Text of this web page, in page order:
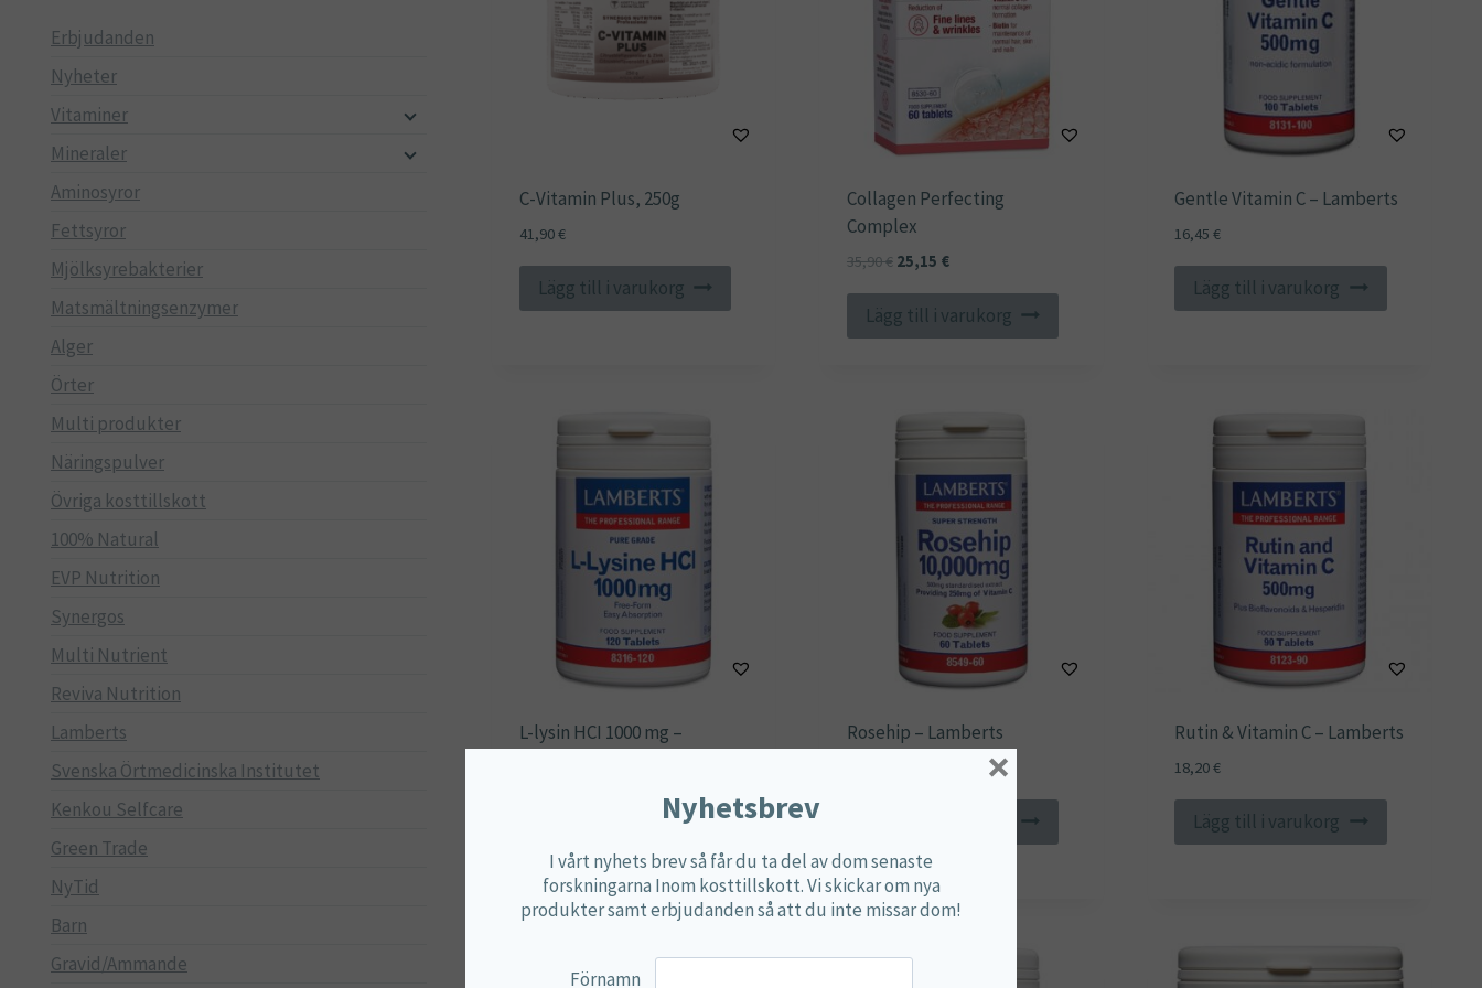
C-Vitamin Plus, 250g
41,90€
Lägg till i varukorg
Collagen Perfecting
Complex
35,90€ Det
priset
var:
25,15 €Det
priset
är:
Lägg till i varukorg
Gentle Vitamin C – Lamberts
16,45€
Lägg till i varukorg
L-lysin HCI 1000 mg –
Lägg till i varukorg
Rosehip – Lamberts Rutin & Vitamin C – Lamberts
18,20€
Lägg till i varukorg
Erbjudanden
Nyheter
Vitaminer
Mineraler
Aminosyror
Fettsyror
Mjölksyrebakterier
Matsmältningsenzymer
Alger
Örter
Multi produkter
Näringspulver
Övriga kosttillskott
100% Natural
EVP Nutrition
Synergos
Multi Nutrient
Reviva Nutrition
Lamberts
Svenska Örtmedicinska Institutet
Kenkou Selfcare
Green Trade
NyTid
Barn
Gravid/Ammande
Nyhetsbrev
I vårt nyhets brev så får du ta del av dom senaste
forskningarna Inom kosttillskott. Vi skickar om nya
produkter samt erbjudanden så att du inte missar dom!
Förnamn
×